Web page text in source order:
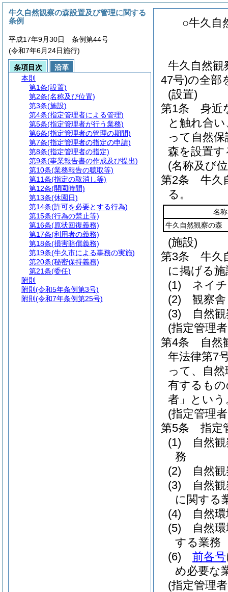
○牛久自
牛久自然観
47号)の全部
(設置)
第1条
身近
と触れ合
って自然
森を設置す
(名称及び
第2条
牛久
る。
名称
牛久自然観察の森
(施設)
第3条
牛久
に掲げる
(1)
ネイ
(2)
観察舎
(3)
自然
(指定管理
第4条
自然
年法律第7
って、自
有するも
者」という
(指定管理
第5条
指定
(1)
自然
務
(2)
自然
(3)
自然
に関する
(4)
自然
(5)
自然
する業務
(6)
前各号
め必要な
(指定管理
牛久自然観察の森設置及び管理に関する
条例
平成17年9月30日 条例第44号
(令和7年6月24日施行)
条項目次
沿革
本則
第1条(設置)
第2条(名称及び位置)
第3条(施設)
第4条(指定管理者による管理)
第5条(指定管理者が行う業務)
第6条(指定管理者の管理の期間)
第7条(指定管理者の指定の申請)
第8条(指定管理者の指定)
第9条(事業報告書の作成及び提出)
第10条(業務報告の聴取等)
第11条(指定の取消し等)
第12条(開園時間)
第13条(休園日)
第14条(許可を必要とする行為)
第15条(行為の禁止等)
第16条(原状回復義務)
第17条(利用者の義務)
第18条(損害賠償義務)
第19条(牛久市による事務の実施)
第20条(秘密保持義務)
第21条(委任)
附則
附則 (令和5年条例第3号)
附則 (令和7年条例第25号)